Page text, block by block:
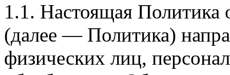
1.1. Настоящая Политика
(далее — Политика)
физических лиц,